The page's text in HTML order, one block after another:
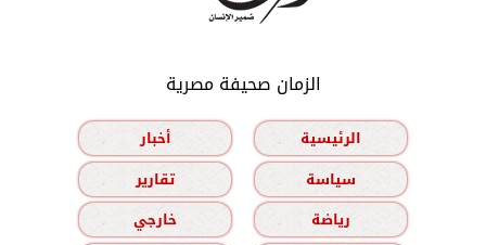
الزمان صحيفة مصرية
الرئيسية
أخبار
سياسة
تقارير
رياضة
خارجي